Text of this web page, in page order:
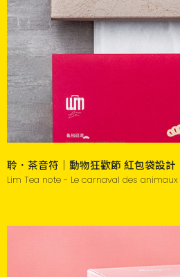
聆．茶音符｜動物狂歡節 紅包袋設計
Lim Tea note - Le carnaval des animaux